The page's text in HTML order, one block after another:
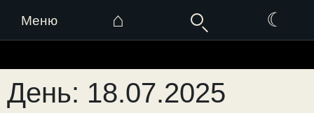
Меню ⌂ ☾
к
содержимому
День: 18.07.2025